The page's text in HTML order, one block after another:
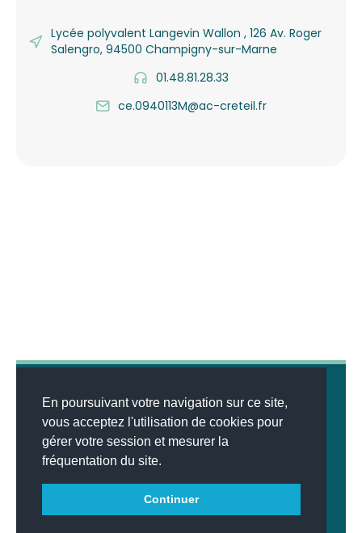
En poursuivant votre navigation sur ce site,
vous acceptez l'utilisation de cookies pour
gérer votre session et mesurer la
fréquentation du site.
Continuer
Lycée polyvalent Langevin Wallon , 126 Av. Roger
Salengro, 94500 Champigny-sur-Marne
01.48.81.28.33
ce.0940113M@ac-creteil.fr
© 2026 MENTIONS LÉGALES•LISTE DES ARTICLES
INNOVATIONS™